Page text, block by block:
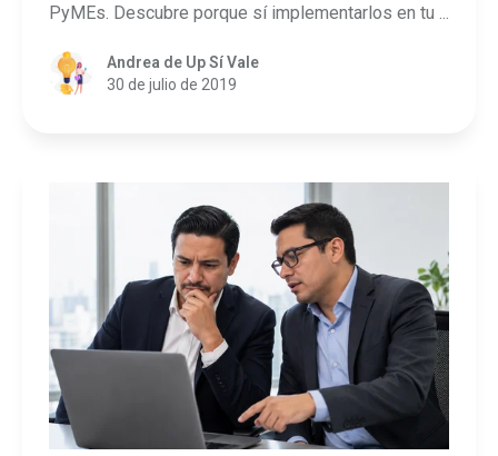
PyMEs. Descubre porque sí implementarlos en tu ...
Andrea de Up Sí Vale
30 de julio de 2019